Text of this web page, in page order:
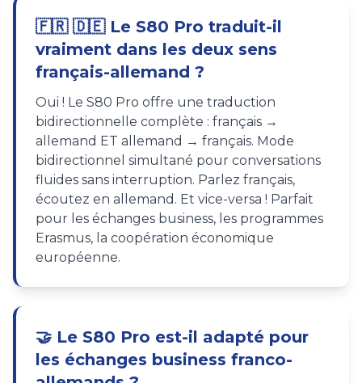
🇫🇷 🇩🇪 Le S80 Pro traduit-il
vraiment dans les deux sens
français-allemand ?
Oui ! Le S80 Pro offre une traduction
bidirectionnelle complète : français →
allemand ET allemand → français. Mode
bidirectionnel simultané pour conversations
fluides sans interruption. Parlez français,
écoutez en allemand. Et vice-versa ! Parfait
pour les échanges business, les programmes
Erasmus, la coopération économique
européenne.
🤝 Le S80 Pro est-il adapté pour
les échanges business franco-